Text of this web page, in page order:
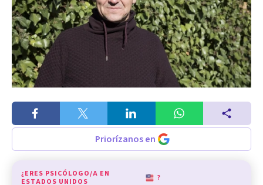
Priorízanos en
¿ERES PSICÓLOGO/A EN
ESTADOS UNIDOS
?